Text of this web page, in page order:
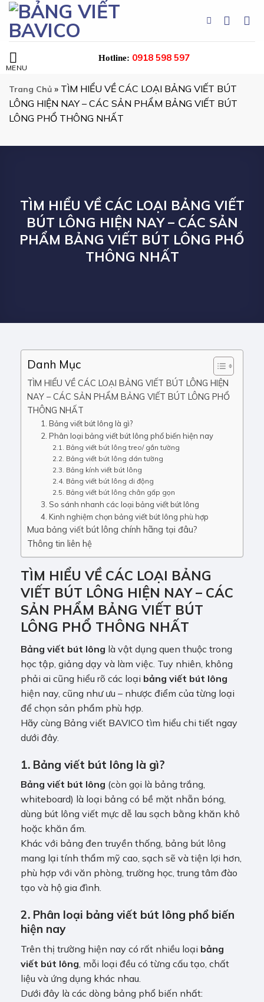
Chuyển
đến
nội
dung
Hotline: 0918 598 597
Trang Chủ » TÌM HIỂU VỀ CÁC LOẠI BẢNG VIẾT BÚT
LÔNG HIỆN NAY – CÁC SẢN PHẨM BẢNG VIẾT BÚT
LÔNG PHỔ THÔNG NHẤT
TÌM HIỂU VỀ CÁC LOẠI BẢNG VIẾT
BÚT LÔNG HIỆN NAY – CÁC SẢN
PHẨM BẢNG VIẾT BÚT LÔNG PHỔ
THÔNG NHẤT
Danh Mục
TÌM HIỂU VỀ CÁC LOẠI BẢNG VIẾT BÚT LÔNG HIỆN
NAY – CÁC SẢN PHẨM BẢNG VIẾT BÚT LÔNG PHỔ
THÔNG NHẤT
1. Bảng viết bút lông là gì?
2. Phân loại bảng viết bút lông phổ biến hiện nay
2.1. Bảng viết bút lông treo/ gắn tường
2.2. Bảng viết bút lông dán tường
2.3. Bảng kính viết bút lông
2.4. Bảng viết bút lông di động
2.5. Bảng viết bút lông chân gấp gọn
3. So sánh nhanh các loại bảng viết bút lông
4. Kinh nghiệm chọn bảng viết bút lông phù hợp
Mua bảng viết bút lông chính hãng tại đâu?
Thông tin liên hệ
TÌM HIỂU VỀ CÁC LOẠI BẢNG
VIẾT BÚT LÔNG HIỆN NAY – CÁC
SẢN PHẨM BẢNG VIẾT BÚT
LÔNG PHỔ THÔNG NHẤT
Bảng viết bút lông là vật dụng quen thuộc trong
học tập, giảng dạy và làm việc. Tuy nhiên, không
phải ai cũng hiểu rõ các loại bảng viết bút lông
hiện nay, cũng như ưu – nhược điểm của từng loại
để chọn sản phẩm phù hợp.
Hãy cùng Bảng viết BAVICO tìm hiểu chi tiết ngay
dưới đây.
1. Bảng viết bút lông là gì?
Bảng viết bút lông (còn gọi là bảng trắng,
whiteboard) là loại bảng có bề mặt nhẵn bóng,
dùng bút lông viết mực dễ lau sạch bằng khăn khô
hoặc khăn ẩm.
Khác với bảng đen truyền thống, bảng bút lông
mang lại tính thẩm mỹ cao, sạch sẽ và tiện lợi hơn,
phù hợp với văn phòng, trường học, trung tâm đào
tạo và hộ gia đình.
2. Phân loại bảng viết bút lông phổ biến
hiện nay
Trên thị trường hiện nay có rất nhiều loại bảng
viết bút lông , mỗi loại đều có từng cấu tạo, chất
liệu và ứng dụng khác nhau.
Dưới đây là các dòng bảng phổ biến nhất: